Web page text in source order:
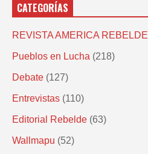
CATEGORÍAS
REVISTA AMERICA REBELDE
Pueblos en Lucha (218)
Debate (127)
Entrevistas (110)
Editorial Rebelde (63)
Wallmapu (52)